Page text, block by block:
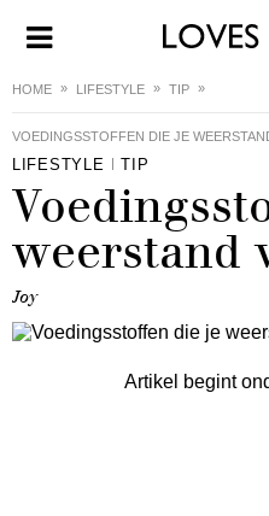
HOME LIFESTYLE TIP
VOEDINGSSTOFFEN DIE JE
LIFESTYLE TIP
weerstand
Joy
Artikel begint